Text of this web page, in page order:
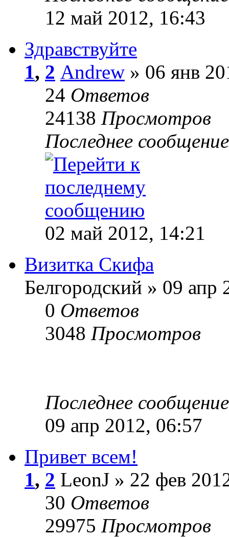
12 май 2012, 16:43
Здравствуйте
1, 2 Andrew » 06 янв
24 Ответов
24138 Просмотров
Последнее
02 май 2012, 14:21
Визитка Скифа
Белгородский » 09 апр
0 Ответов
3048 Просмотров
Последнее
09 апр 2012, 06:57
Привет всем!
1, 2 LeonJ » 22 фев
30 Ответов
29975 Просмотров